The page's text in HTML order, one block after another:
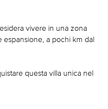
vivere in una zona
espansione, a pochi km dal
questa villa unica nel